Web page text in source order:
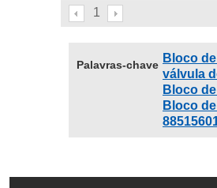
1
Palavras-chave Bloco
válvula
Bloco
Bloco